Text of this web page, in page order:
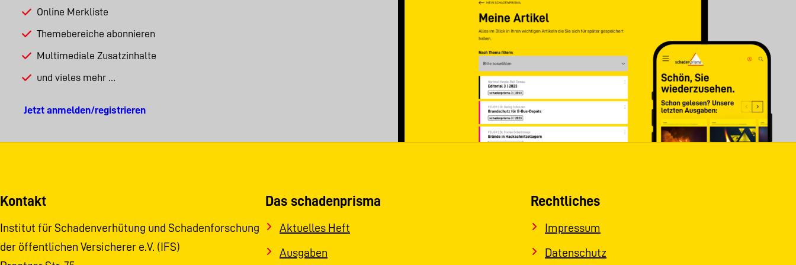
Online Merkliste
Themebereiche abonnieren
Multimediale Zusatzinhalte
und vieles mehr …
Jetzt anmelden/registrieren
Kontakt
Institut für Schadenverhütung und Schadenforschung
der öffentlichen Versicherer e.V. (IFS)
Das schadenprisma
Aktuelles Heft
Ausgaben
Rechtliches
Impressum
Datenschutz